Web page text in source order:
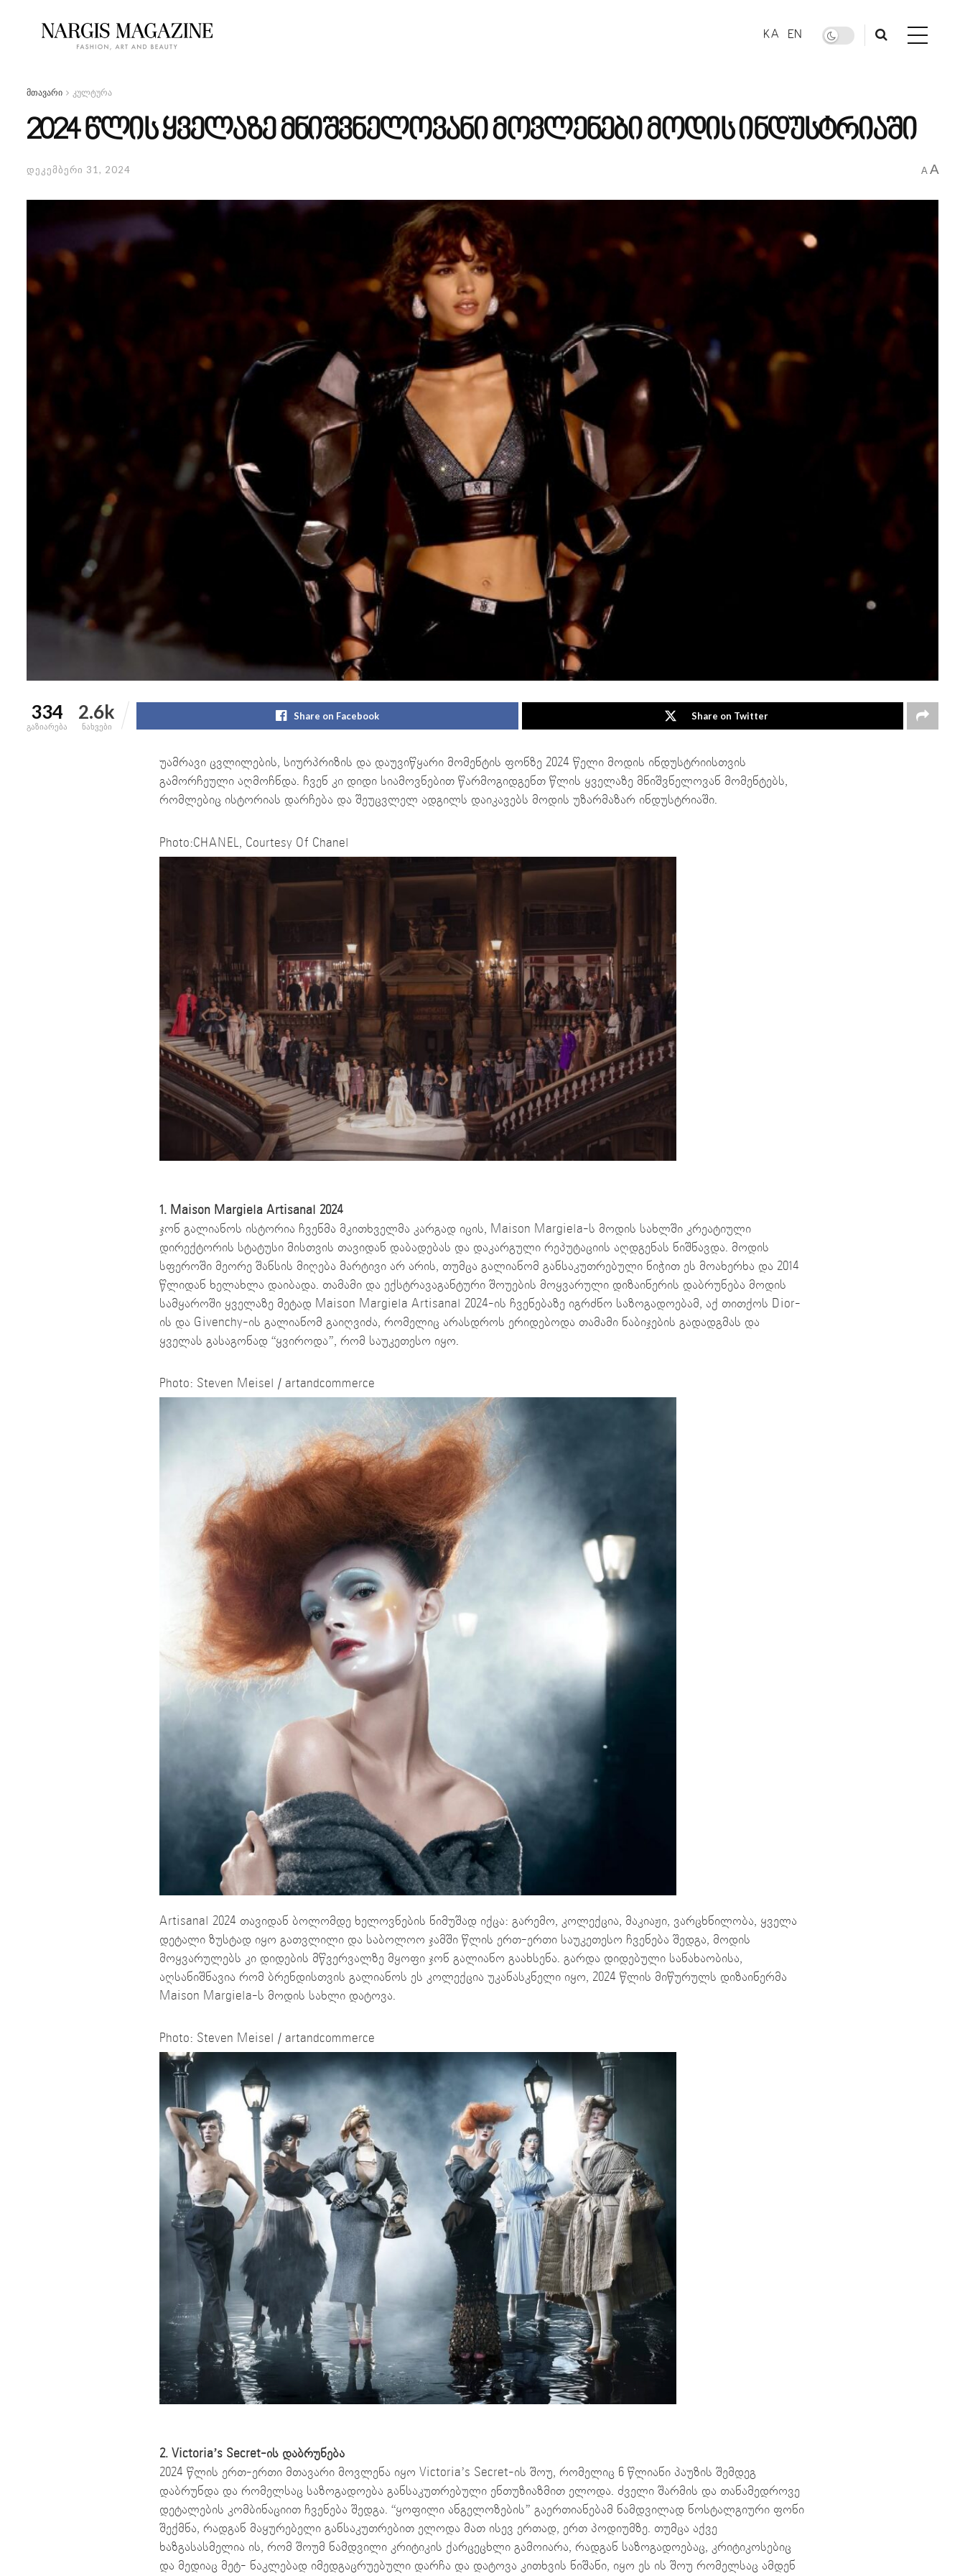
KA EN
მთავარი კულტურა
2024 წლის ყველაზე მნიშვნელოვანი მოვლენები მოდის ინდუსტრიაში
დეკემბერი 31, 2024 A A
334
გაზიარება
2.6k
ნახვები
Share on Facebook Share on Twitter
უამრავი ცვლილების, სიურპრიზის და დაუვიწყარი მომენტის ფონზე 2024 წელი მოდის ინდუსტრიისთვის
გამორჩეული აღმოჩნდა. ჩვენ კი დიდი სიამოვნებით წარმოგიდგენთ წლის ყველაზე მნიშვნელოვან მომენტებს,
რომლებიც ისტორიას დარჩება და შეუცვლელ ადგილს დაიკავებს მოდის უზარმაზარ ინდუსტრიაში.
Photo:CHANEL, Courtesy Of Chanel
1. Maison Margiela Artisanal 2024
ჯონ გალიანოს ისტორია ჩვენმა მკითხველმა კარგად იცის, Maison Margiela-ს მოდის სახლში კრეატიული
დირექტორის სტატუსი მისთვის თავიდან დაბადებას და დაკარგული რეპუტაციის აღდგენას ნიშნავდა. მოდის
სფეროში მეორე შანსის მიღება მარტივი არ არის, თუმცა გალიანომ განსაკუთრებული ნიჭით ეს მოახერხა და 2014
წლიდან ხელახლა დაიბადა. თამამი და ექსტრავაგანტური შოუების მოყვარული დიზაინერის დაბრუნება მოდის
სამყაროში ყველაზე მეტად Maison Margiela Artisanal 2024-ის ჩვენებაზე იგრძნო საზოგადოებამ, აქ თითქოს Dior-
ის და Givenchy-ის გალიანომ გაიღვიძა, რომელიც არასდროს ერიდებოდა თამამი ნაბიჯების გადადგმას და
ყველას გასაგონად “ყვიროდა”, რომ საუკეთესო იყო.
Photo: Steven Meisel / artandcommerce
Artisanal 2024 თავიდან ბოლომდე ხელოვნების ნიმუშად იქცა: გარემო, კოლექცია, მაკიაჟი, ვარცხნილობა, ყველა
დეტალი ზუსტად იყო გათვლილი და საბოლოო ჯამში წლის ერთ-ერთი საუკეთესო ჩვენება შედგა, მოდის
მოყვარულებს კი დიდების მწვერვალზე მყოფი ჯონ გალიანო გაახსენა. გარდა დიდებული სანახაობისა,
აღსანიშნავია რომ ბრენდისთვის გალიანოს ეს კოლექცია უკანასკნელი იყო, 2024 წლის მიწურულს დიზაინერმა
Maison Margiela-ს მოდის სახლი დატოვა.
Photo: Steven Meisel / artandcommerce
2. Victoria’s Secret-ის დაბრუნება
2024 წლის ერთ-ერთი მთავარი მოვლენა იყო Victoria’s Secret-ის შოუ, რომელიც 6 წლიანი პაუზის შემდეგ
დაბრუნდა და რომელსაც საზოგადოება განსაკუთრებული ენთუზიაზმით ელოდა. ძველი შარმის და თანამედროვე
დეტალების კომბინაციით ჩვენება შედგა. “ყოფილი ანგელოზების” გაერთიანებამ ნამდვილად ნოსტალგიური ფონი
შექმნა, რადგან მაყურებელი განსაკუთრებით ელოდა მათ ისევ ერთად, ერთ პოდიუმზე. თუმცა აქვე
ხაზგასასმელია ის, რომ შოუმ ნამდვილი კრიტიკის ქარცეცხლი გამოიარა, რადგან საზოგადოებაც, კრიტიკოსებიც
და მედიაც მეტ- ნაკლებად იმედგაცრუებული დარჩა და დატოვა კითხვის ნიშანი, იყო ეს ის შოუ რომელსაც ამდენ